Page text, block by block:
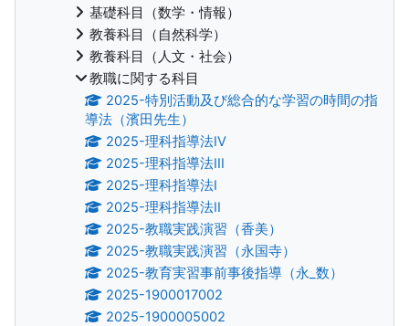
基礎科目（数学・情報）
教養科目（自然科学）
教養科目（人文・社会）
教職に関する科目
2025-特別活動及び総合的な学習の時間の指
導法（濱田先生）
2025-理科指導法IV
2025-理科指導法III
2025-理科指導法I
2025-理科指導法II
2025-教職実践演習（香美）
2025-教職実践演習（永国寺）
2025-教育実習事前事後指導（永_数）
2025-1900017002
2025-1900005002